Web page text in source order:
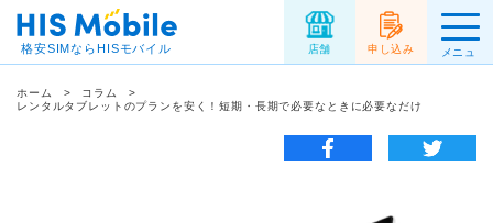
格安SIMならHISモバイル 店舗 申し込み
メニュ
ー
ホーム
コラム
レンタルタブレットのプランを安く！短期・長期で必要なときに必要なだけ